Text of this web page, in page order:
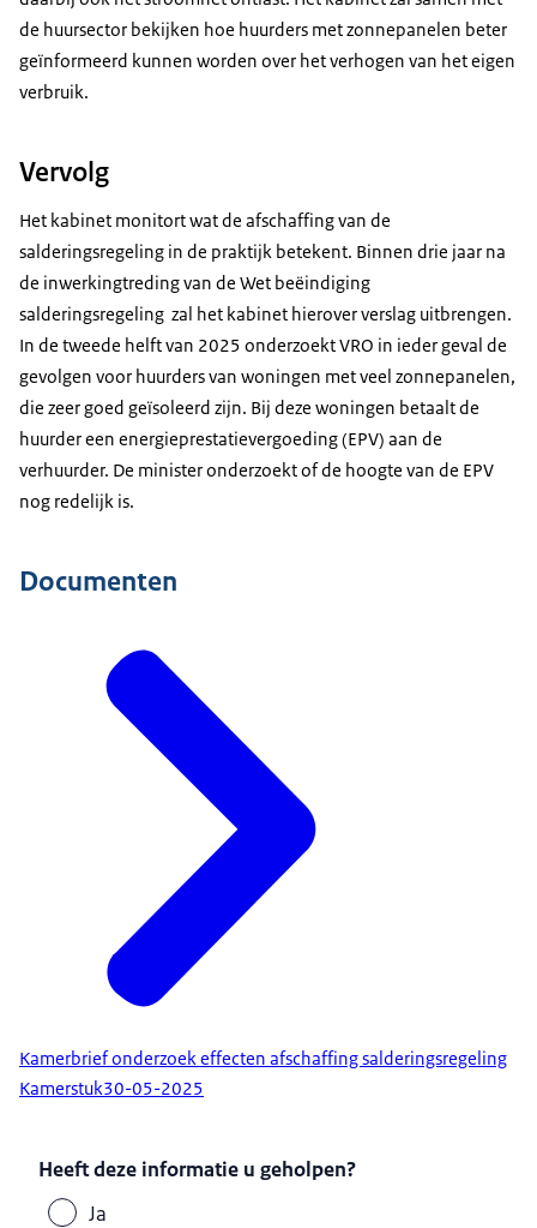
de huursector bekijken hoe huurders met zonnepanelen beter
geïnformeerd kunnen worden over het verhogen van het eigen
verbruik.
Vervolg
Het kabinet monitort wat de afschaffing van de
salderingsregeling in de praktijk betekent. Binnen drie jaar na
de inwerkingtreding van de Wet beëindiging
salderingsregeling zal het kabinet hierover verslag uitbrengen.
In de tweede helft van 2025 onderzoekt VRO in ieder geval de
gevolgen voor huurders van woningen met veel zonnepanelen,
die zeer goed geïsoleerd zijn. Bij deze woningen betaalt de
huurder een energieprestatievergoeding (EPV) aan de
verhuurder. De minister onderzoekt of de hoogte van de EPV
nog redelijk is.
Documenten
Kamerbrief onderzoek effecten afschaffing salderingsregeling
Kamerstuk30-05-2025
Heeft deze informatie u geholpen?
Ja